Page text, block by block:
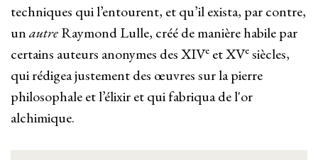
techniques qui l’entourent, et qu’il exista, par contre,
unautreRaymond Lulle, créé de manière habile par
certains auteurs anonymes des XIVe et XVe siècles,
qui rédigea justement des œuvres sur la pierre
philosophale et l’élixir et qui fabriqua de l'or
alchimique.